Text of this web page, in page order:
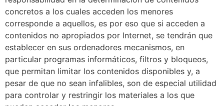
concretos a los cuales acceden los menores
corresponde a aquellos, es por eso que si acceden a
contenidos no apropiados por Internet, se tendrán que
establecer en sus ordenadores mecanismos, en
particular programas informáticos, filtros y bloqueos,
que permitan limitar los contenidos disponibles y, a
pesar de que no sean infalibles, son de especial utilidad
para controlar y restringir los materiales a los que